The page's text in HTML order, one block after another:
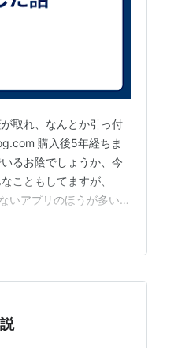
取れ、なんとか引っ付
購入後5年経ちま
るお陰でしょうか、今
こともしてますが、
いアプリのほうが多いの